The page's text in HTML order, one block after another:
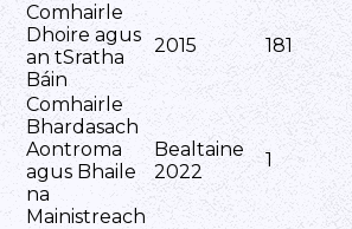
Comhairle
Dhoire agus
an tSratha
Báin
2015 181
Comhairle
Bhardasach
Aontroma
agus Bhaile
na
Mainistreach
Bealtaine
2022
1